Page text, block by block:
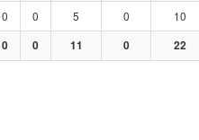
0 0 5 0 10
0 0 11 0 22